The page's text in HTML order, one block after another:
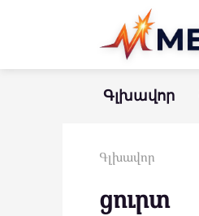
Գլխավոր
Գլխավոր
ցուրտ